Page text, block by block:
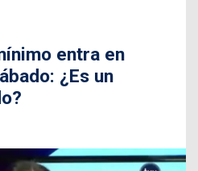
entra en
¿Es un